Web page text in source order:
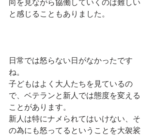
と感じることもありました。
日常では怒らない日がなかったです
ね。
子どもはよく大人たちを見ているの
で、ベテランと新人では態度を変える
ことがあります。
新人は特にナメられてはいけない、そ
の為にも怒ってるということを大袈裟